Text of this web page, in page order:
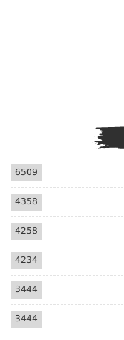
6509
4358
4258
4234
3444
3444